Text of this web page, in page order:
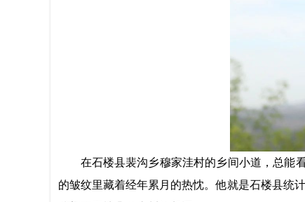
在石楼县裴沟乡穆家洼村的乡间小道 ，总能
的皱纹里藏着经年累月的热忱。他就是石楼县统